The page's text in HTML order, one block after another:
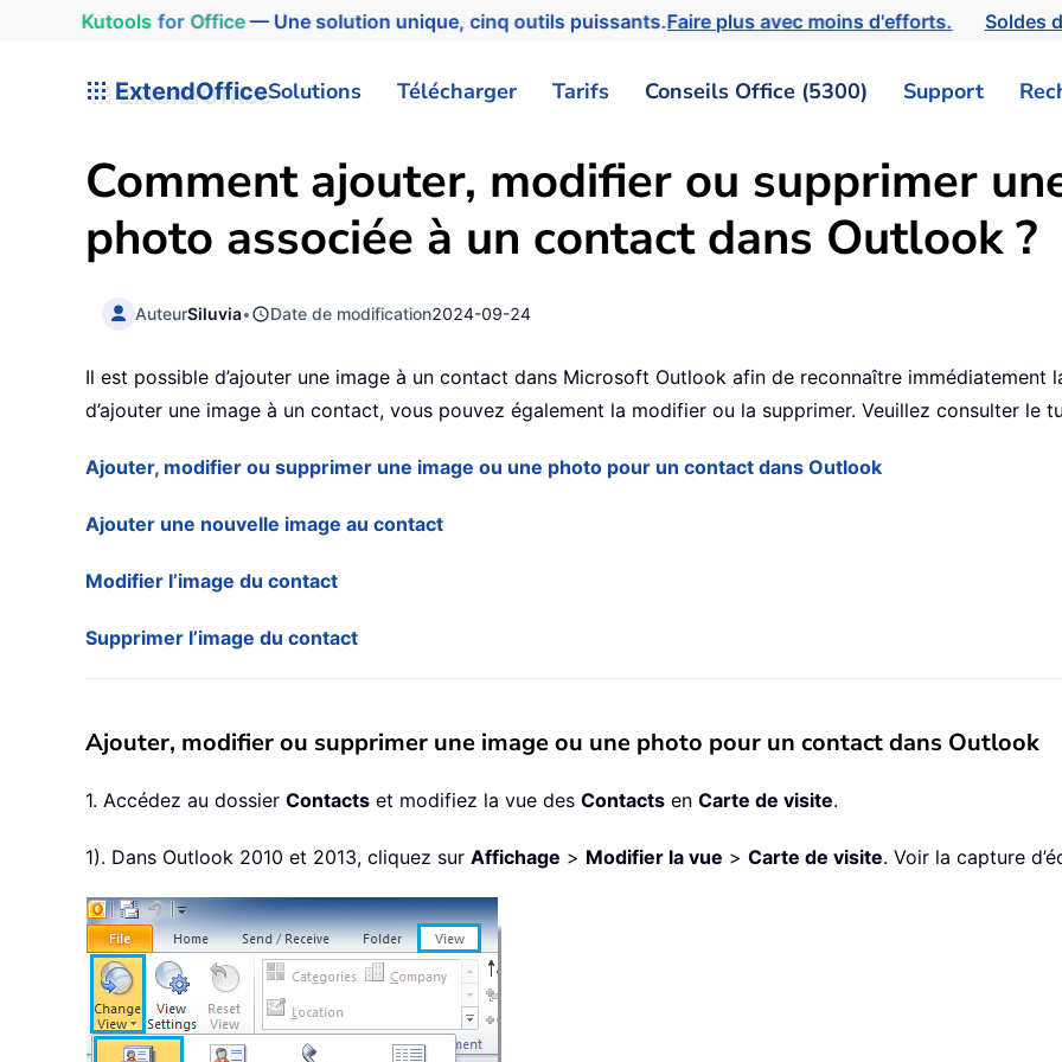
Kutools for Office— Une solution unique, cinq outils puissants.Faire plus avec moins d'efforts. Soldes
ExtendOfficeSolutions Télécharger Tarifs Conseils Office (5300) Support
Comment ajouter, modifier ou supprimer
photo associée à un contact dans Outlook ?
AuteurSiluvia• Date de modification2024-09-24
Il est possible d’ajouter une image à un contact dans Microsoft Outlook afin de reconnaître immédiatement
d’ajouter une image à un contact, vous pouvez également la modifier ou la supprimer. Veuillez consulter le
Ajouter, modifier ou supprimer une image ou une photo pour un contact dans Outlook
Ajouter une nouvelle image au contact
Modifier l’image du contact
Supprimer l’image du contact
Ajouter, modifier ou supprimer une image ou une photo pour un contact dans Outlook
1. Accédez au dossier Contacts et modifiez la vue des Contacts en Carte de visite.
1). Dans Outlook 2010 et 2013, cliquez sur Affichage > Modifier la vue > Carte de visite. Voir la capture